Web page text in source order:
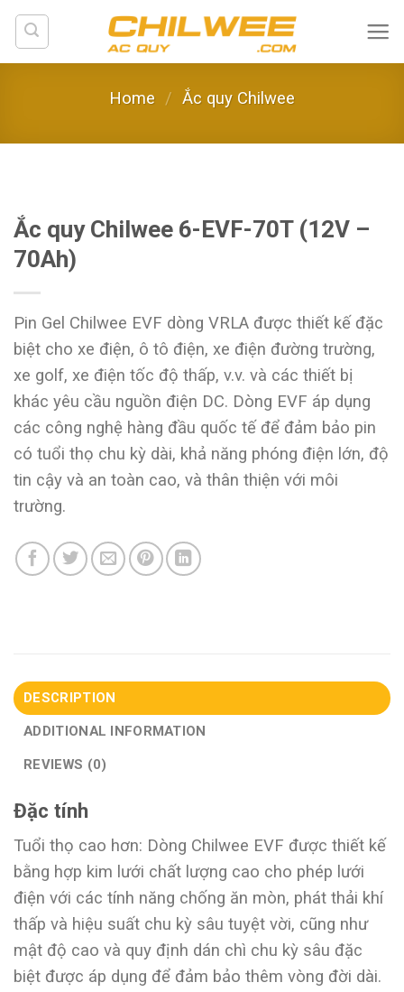
Skip
content
Home / Ắc quy Chilwee
Ắc quy Chilwee 6-EVF-70T (12V –
70Ah)
Pin Gel Chilwee EVF dòng VRLA được thiết kế đặc
biệt cho xe điện, ô tô điện, xe điện đường trường,
xe golf, xe điện tốc độ thấp, v.v. và các thiết bị
khác yêu cầu nguồn điện DC. Dòng EVF áp dụng
các công nghệ hàng đầu quốc tế để đảm bảo pin
có tuổi thọ chu kỳ dài, khả năng phóng điện lớn, độ
tin cậy và an toàn cao, và thân thiện với môi
trường.
DESCRIPTION
ADDITIONAL INFORMATION
REVIEWS (0)
Đặc tính
Tuổi thọ cao hơn: Dòng Chilwee EVF được thiết kế
bằng hợp kim lưới chất lượng cao cho phép lưới
điện với các tính năng chống ăn mòn, phát thải khí
thấp và hiệu suất chu kỳ sâu tuyệt vời, cũng như
mật độ cao và quy định dán chì chu kỳ sâu đặc
biệt được áp dụng để đảm bảo thêm vòng đời dài.